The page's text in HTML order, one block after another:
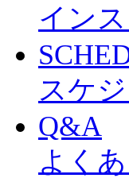
イン
スケ
Q&A
よく